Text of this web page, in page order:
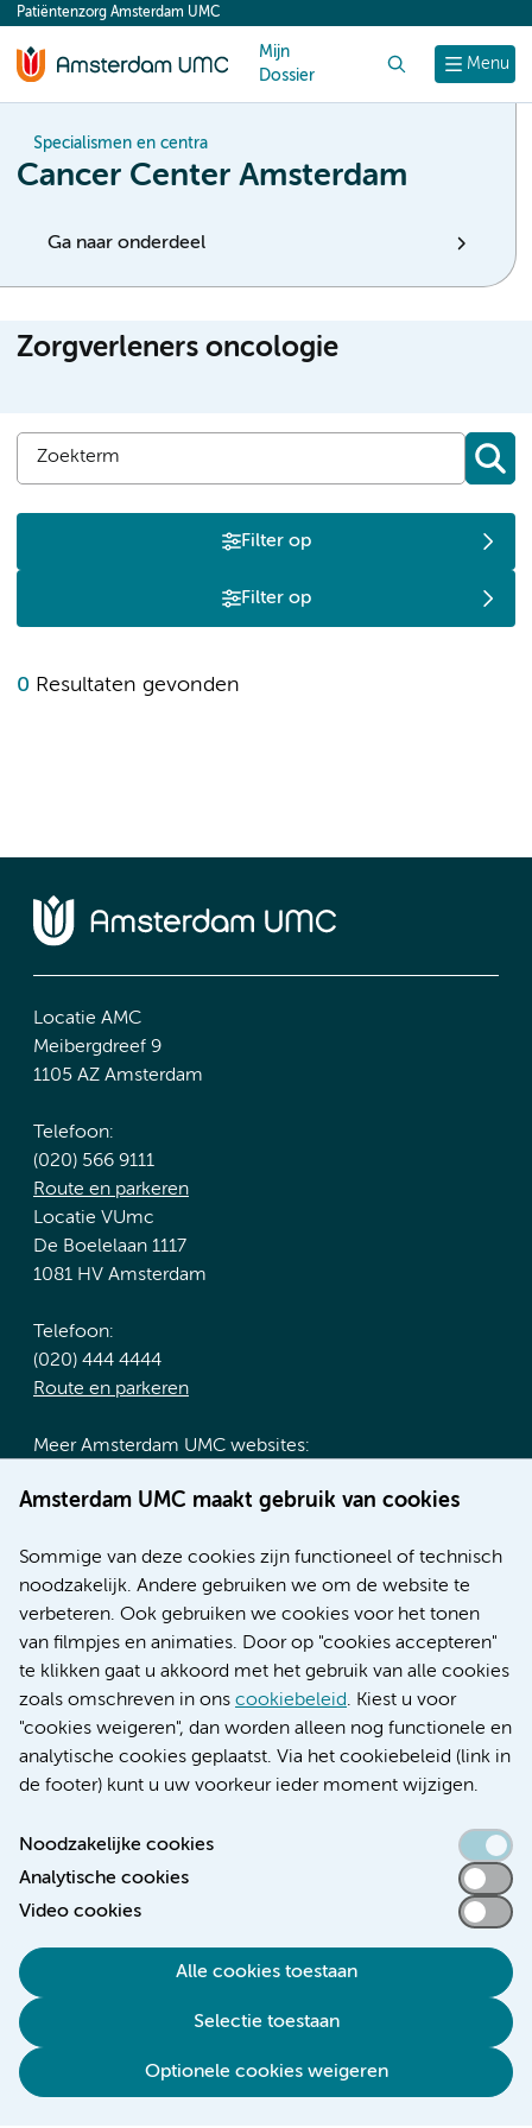
content
Amsterdam UMC maakt gebruik van cookies
Sommige van deze cookies zijn functioneel of technisch
noodzakelijk. Andere gebruiken we om de website te
verbeteren. Ook gebruiken we cookies voor het tonen
van filmpjes en animaties. Door op "cookies accepteren"
te klikken gaat u akkoord met het gebruik van alle cookies
zoals omschreven in ons cookiebeleid. Kiest u voor
"cookies weigeren", dan worden alleen nog functionele en
analytische cookies geplaatst. Via het cookiebeleid (link in
de footer) kunt u uw voorkeur ieder moment wijzigen.
Noodzakelijke cookies
Analytische cookies
Video cookies
Alle cookies toestaan
Selectie toestaan
Optionele cookies weigeren
Menu
Patiëntenzorg Amsterdam UMC
Mijn
Dossier
Specialismen en centra
Cancer Center Amsterdam
Ga naar onderdeel
Zorgverleners oncologie
Filter op
Filter op
0 Resultaten gevonden
Locatie AMC
Meibergdreef 9
1105 AZ Amsterdam
Telefoon:
(020) 566 9111
Route en parkeren
Locatie VUmc
De Boelelaan 1117
1081 HV Amsterdam
Telefoon:
(020) 444 4444
Route en parkeren
Meer Amsterdam UMC websites:
Werken bij Amsterdam UMC
Nieuws
Research
Educatie locatie AMC
Educatie locatie VUmc
Verwijzen & diagnostiek
Toegankelijkheidsverklaring
Responsible disclosure